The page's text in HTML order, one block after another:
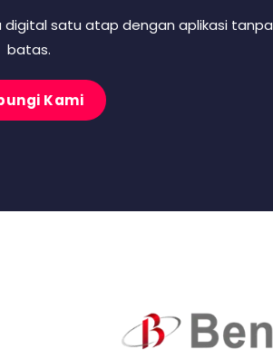
digital satu atap dengan aplikasi tanpa
batas.
Kami